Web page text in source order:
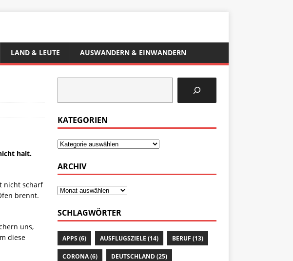
LAND & LEUTE AUSWANDERN & EINWANDERN
halt.
nicht scharf
brennt.
uns,
diese
KATEGORIEN
ARCHIV
SCHLAGWÖRTER
APPS (6) AUSFLUGSZIELE (14) BERUF (13)
CORONA(6) DEUTSCHLAND(25)